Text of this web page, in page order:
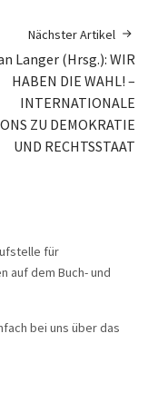
Nächster Artikel
Langer (Hrsg.): WIR
HABEN DIE WAHL! –
INTERNATIONALE
ZU DEMOKRATIE
UND RECHTSSTAAT
für
auf dem Buch- und
bei uns über das